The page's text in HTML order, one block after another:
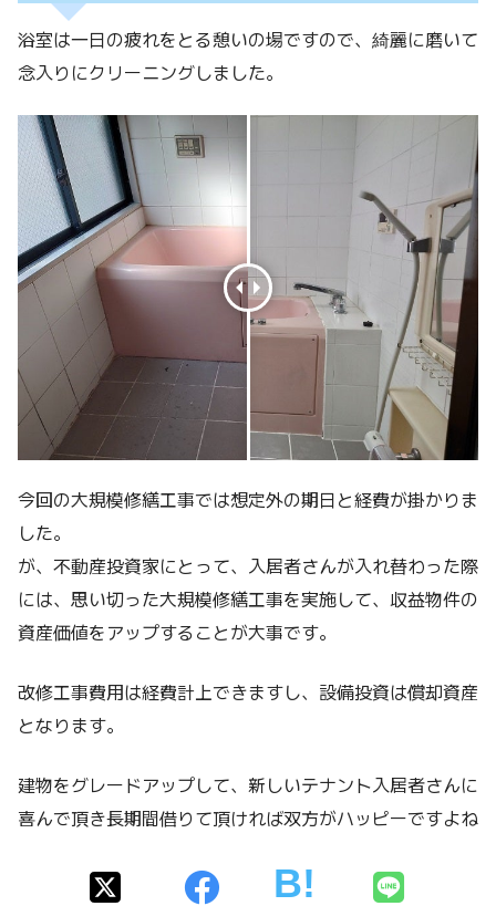
浴室は一日の疲れをとる憩いの場ですので、綺麗に磨いて
念入りにクリーニングしました。
今回の大規模修繕工事では想定外の期日と経費が掛かりま
した。
が、不動産投資家にとって、入居者さんが入れ替わった際
には、思い切った大規模修繕工事を実施して、収益物件の
資産価値をアップすることが大事です。
改修工事費用は経費計上できますし、設備投資は償却資産
となります。
建物をグレードアップして、新しいテナント入居者さんに
喜んで頂き長期間借りて頂ければ双方がハッピーですよね